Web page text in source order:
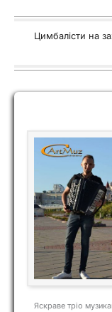
Цимбалісти на
Яскраве тріо